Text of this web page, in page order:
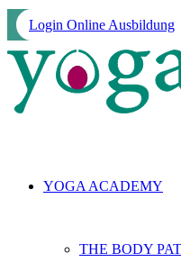
Login Online Ausbildung
YOGA ACADEMY
THE BODY